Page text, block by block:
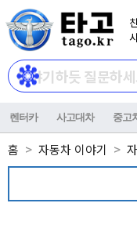
렌터카 사고대차 중고
홈 자동차 이야기